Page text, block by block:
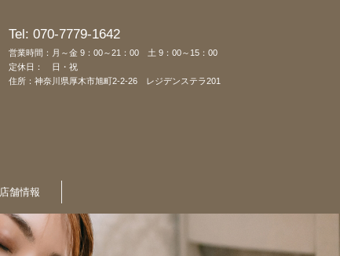
Tel: 070-7779-1642
営業時間：月～金 9：00～21：00 土 9：00～15：00
定休日： 日・祝
住所：神奈川県厚木市旭町2-2-26 レジデンステラ201
店舗情報